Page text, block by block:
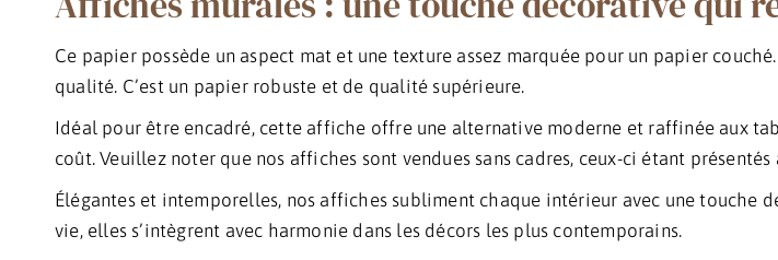
Ce papier possède un aspect mat et une texture assez marquée pour un papier
qualité. C’est un papier robuste et de qualité supérieure.
Idéal pour être encadré, cette affiche offre une alternative moderne et raffinée aux
coût. Veuillez noter que nos affiches sont vendues sans cadres, ceux-ci étant
Élégantes et intemporelles, nos affiches subliment chaque intérieur avec une touche
vie, elles s’intègrent avec harmonie dans les décors les plus contemporains.